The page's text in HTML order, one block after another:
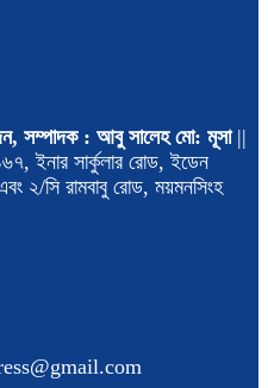
সম্পাদক : আবু সালেহ মো: মূসা||
ইনার সার্কুলার রোড, ইডেন
২/সি রামবাবু রোড, ময়মনসিংহ